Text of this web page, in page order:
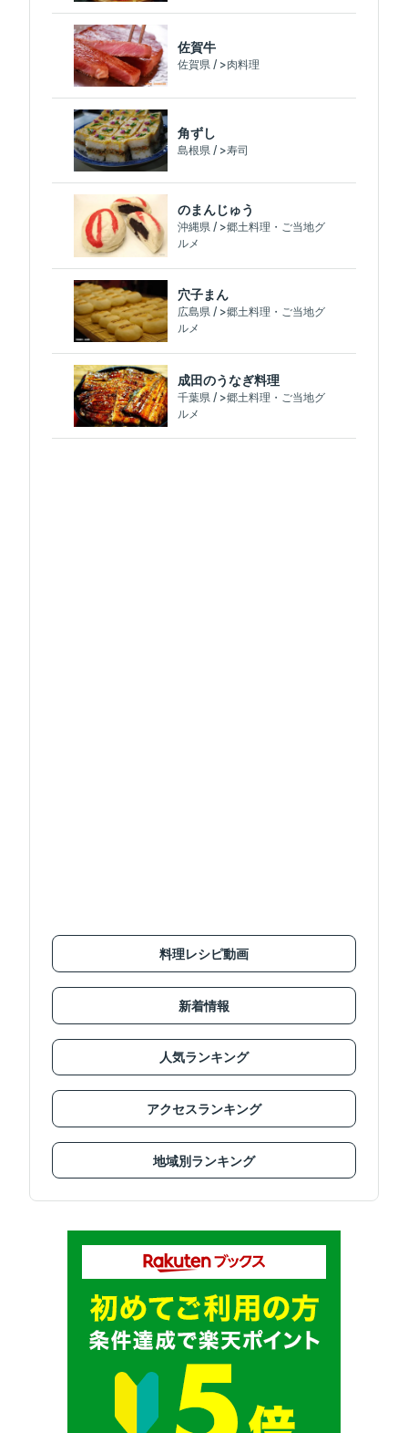
佐賀牛
佐賀県 / >肉料理
角ずし
島根県 / >寿司
のまんじゅう
沖縄県 / >郷土料理・ご当地グ
ルメ
穴子まん
広島県 / >郷土料理・ご当地グ
ルメ
成田のうなぎ料理
千葉県 / >郷土料理・ご当地グ
ルメ
料理レシピ動画
新着情報
人気ランキング
アクセスランキング
地域別ランキング